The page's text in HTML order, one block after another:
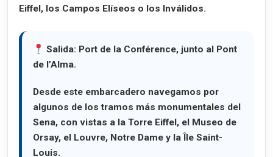
Eiffel, los Campos Elíseos o los Inválidos.
Salida: Port de la Conférence, junto al Pont
de l’Alma.
Desde este embarcadero navegamos por
algunos de los tramos más monumentales del
Sena, con vistas a la Torre Eiffel, el Museo de
Orsay, el Louvre, Notre Dame y la Île Saint-
Louis.